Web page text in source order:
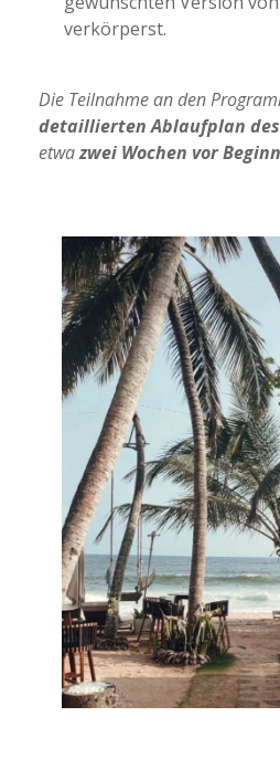
verkörperst.
Die Teilnahme an den
detaillierten Ablaufplan
etwazwei Wochen vor Beginn